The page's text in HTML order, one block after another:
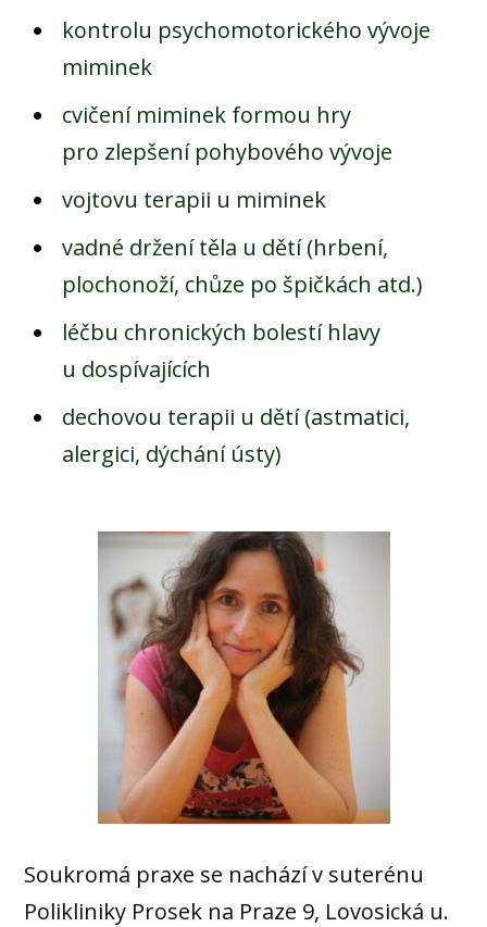
kontrolu psychomotorického vývoje
miminek
cvičení miminek formou hry
pro zlepšení pohybového vývoje
vojtovu terapii u miminek
vadné držení těla u dětí (hrbení,
plochonoží, chůze po špičkách atd.)
léčbu chronických bolestí hlavy
u dospívajících
dechovou terapii u dětí (astmatici,
alergici, dýchání ústy)
Soukromá praxe se nachází v suterénu
Polikliniky Prosek na Praze 9, Lovosická u.